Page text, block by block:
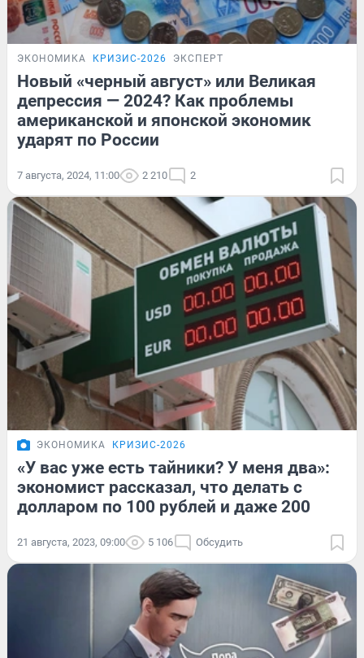
ЭКОНОМИКА КРИЗИС-2026 ЭКСПЕРТ
Новый «черный август» или Великая
депрессия — 2024? Как проблемы
американской и японской экономик
ударят по России
7 августа, 2024, 11:00 2 210 2
ЭКОНОМИКА КРИЗИС-2026
«У вас уже есть тайники? У меня два»:
экономист рассказал, что делать с
долларом по 100 рублей и даже 200
21 августа, 2023, 09:00 5 106 Обсудить